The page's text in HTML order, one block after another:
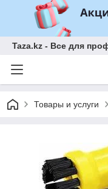
Taza.kz - Все для
Товары и услуги